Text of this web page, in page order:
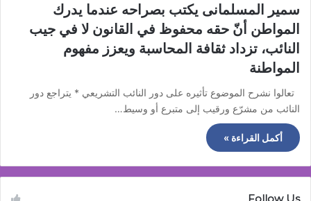
سمير المسلمانى يكتب بصراحه عندما يدرك
المواطن أنّ حقه محفوظ في القانون لا في جيب
النائب، تزداد ثقافة المحاسبة ويعزز مفهوم
المواطنة
تعالوا نشرح الموضوع تأثيره على دور النائب التشريعي * يتراجع دور
النائب من مشرّع ورقيب إلى متبرع أو وسيط…
أكمل القراءة »
Follow Us